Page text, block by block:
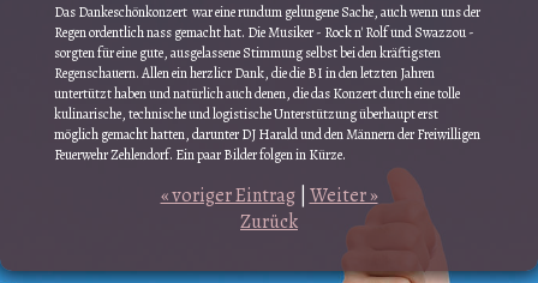
Das Dankeschönkonzert war eine rundum gelungene Sache, auch wenn uns der
Regen ordentlich nass gemacht hat. Die Musiker - Rock n' Rolf undSwazzou -
sorgten für eine gute, ausgelassene Stimmung selbst bei den kräftigsten
Regenschauern. Allen ein herzlicr Dank, die die BI in den letzten Jahren
untertützt haben und natürlich auch denen, die das Konzert durch eine tolle
kulinarische, technische und logistische Unterstützung überhaupt erst
möglich gemacht hatten, darunter DJ Harald und den Männern der Freiwilligen
Feuerwehr Zehlendorf. Ein paar Bilder folgen in Kürze.
« voriger Eintrag| Weiter »
Zurück